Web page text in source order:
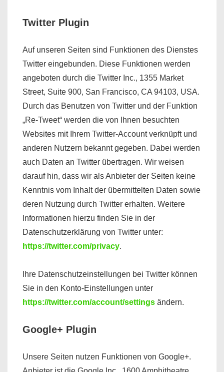
Twitter Plugin
Auf unseren Seiten sind Funktionen des Dienstes
Twitter eingebunden. Diese Funktionen werden
angeboten durch die Twitter Inc., 1355 Market
Street, Suite 900, San Francisco, CA 94103, USA.
Durch das Benutzen von Twitter und der Funktion
„Re-Tweet“ werden die von Ihnen besuchten
Websites mit Ihrem Twitter-Account verknüpft und
anderen Nutzern bekannt gegeben. Dabei werden
auch Daten an Twitter übertragen. Wir weisen
darauf hin, dass wir als Anbieter der Seiten keine
Kenntnis vom Inhalt der übermittelten Daten sowie
deren Nutzung durch Twitter erhalten. Weitere
Informationen hierzu finden Sie in der
Datenschutzerklärung von Twitter unter:
https://twitter.com/privacy.
Ihre Datenschutzeinstellungen bei Twitter können
Sie in den Konto-Einstellungen unter
https://twitter.com/account/settings ändern.
Google+ Plugin
Unsere Seiten nutzen Funktionen von Google+.